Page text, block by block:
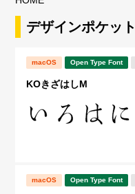
デザインポケット
macOS Open Type Font
KOきざはしM
macOS Open Type Font